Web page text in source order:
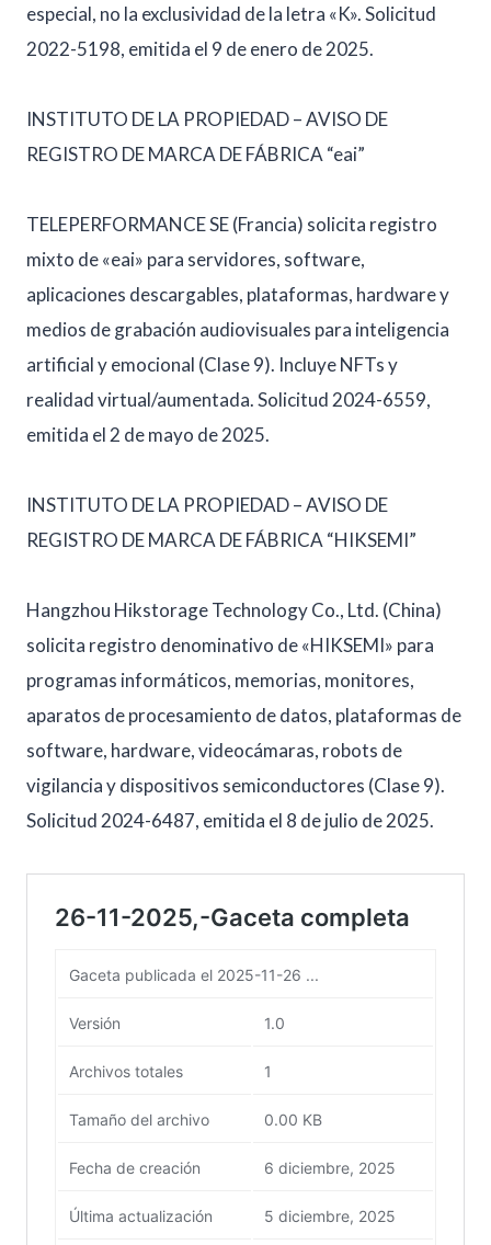
especial, no la exclusividad de la letra «K». Solicitud
2022-5198, emitida el 9 de enero de 2025.
INSTITUTO DE LA PROPIEDAD – AVISO DE
REGISTRO DE MARCA DE FÁBRICA “eai”
TELEPERFORMANCE SE (Francia) solicita registro
mixto de «eai» para servidores, software,
aplicaciones descargables, plataformas, hardware y
medios de grabación audiovisuales para inteligencia
artificial y emocional (Clase 9). Incluye NFTs y
realidad virtual/aumentada. Solicitud 2024-6559,
emitida el 2 de mayo de 2025.
INSTITUTO DE LA PROPIEDAD – AVISO DE
REGISTRO DE MARCA DE FÁBRICA “HIKSEMI”
Hangzhou Hikstorage Technology Co., Ltd. (China)
solicita registro denominativo de «HIKSEMI» para
programas informáticos, memorias, monitores,
aparatos de procesamiento de datos, plataformas de
software, hardware, videocámaras, robots de
vigilancia y dispositivos semiconductores (Clase 9).
Solicitud 2024-6487, emitida el 8 de julio de 2025.